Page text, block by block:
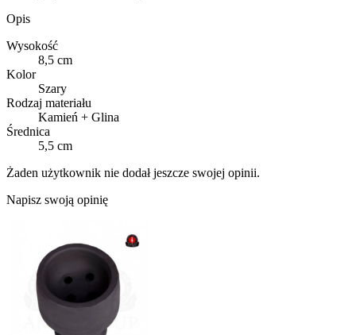
Opis
Wysokość
8,5 cm
Kolor
Szary
Rodzaj materiału
Kamień + Glina
Średnica
5,5 cm
Żaden użytkownik nie dodał jeszcze swojej opinii.
Napisz swoją opinię